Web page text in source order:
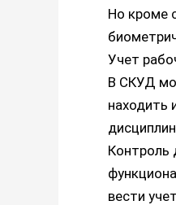
Но кроме
Учет
В СКУД
находить
Контроль
вести